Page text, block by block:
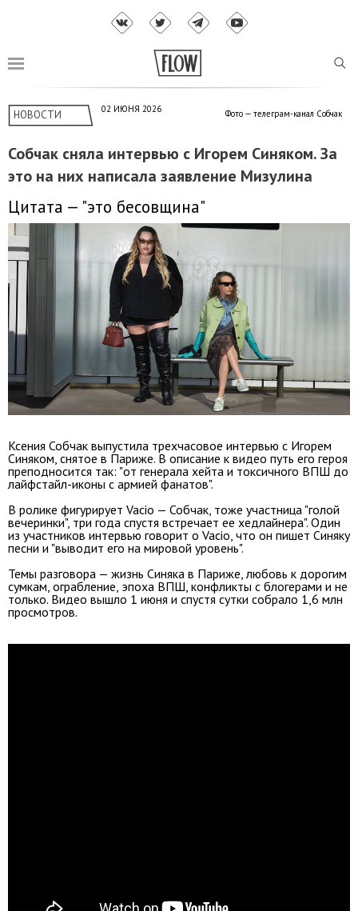
НОВОСТИ 02 ИЮНЯ 2026 Фото — телеграм-канал Собчак
Собчак сняла интервью с Игорем Синяком. За
это на них написала заявление Мизулина
Цитата — "это бесовщина"
Ксения Собчак выпустила трехчасовое интервью с Игорем
Синяком, снятое в Париже. В описание к видео путь его героя
преподносится так: "от генерала хейта и токсичного ВПШ до
лайфстайл-иконы с армией фанатов".
В ролике фигурирует Vacio — Собчак, тоже участница "голой
вечеринки", три года спустя встречает ее хедлайнера". Один
из участников интервью говорит о Vacio, что он пишет Синяку
песни и "выводит его на мировой уровень".
Темы разговора — жизнь Синяка в Париже, любовь к дорогим
сумкам, ограбление, эпоха ВПШ, конфликты с блогерами и не
только. Видео вышло 1 июня и спустя сутки собрало 1,6 млн
просмотров.